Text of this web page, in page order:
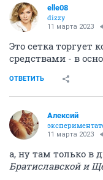
elle08
dizzy
11 марта 2023
Это сетка
средствами - в
ОТВЕТИТЬ
Алексий
11 марта 2023
а, ну там только в
Братиславской и